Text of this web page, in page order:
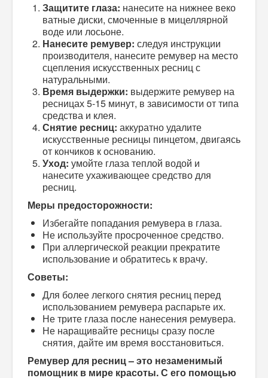
Защитите глаза: нанесите на нижнее веко
ватные диски, смоченные в мицеллярной
воде или лосьоне.
Нанесите ремувер: следуя инструкции
производителя, нанесите ремувер на место
сцепления искусственных ресниц с
натуральными.
Время выдержки: выдержите ремувер на
ресницах 5-15 минут, в зависимости от типа
средства и клея.
Снятие ресниц: аккуратно удалите
искусственные ресницы пинцетом, двигаясь
от кончиков к основанию.
Уход: умойте глаза теплой водой и
нанесите ухаживающее средство для
ресниц.
Меры предосторожности:
Избегайте попадания ремувера в глаза.
Не используйте просроченное средство.
При аллергической реакции прекратите
использование и обратитесь к врачу.
Советы:
Для более легкого снятия ресниц перед
использованием ремувера распарьте их.
Не трите глаза после нанесения ремувера.
Не наращивайте ресницы сразу после
снятия, дайте им время восстановиться.
Ремувер для ресниц – это незаменимый
помощник в мире красоты. С его помощью